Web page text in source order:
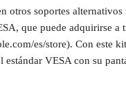
otros soportes
que puede adquirirse a
es/store). Con este
estándar VESA con su